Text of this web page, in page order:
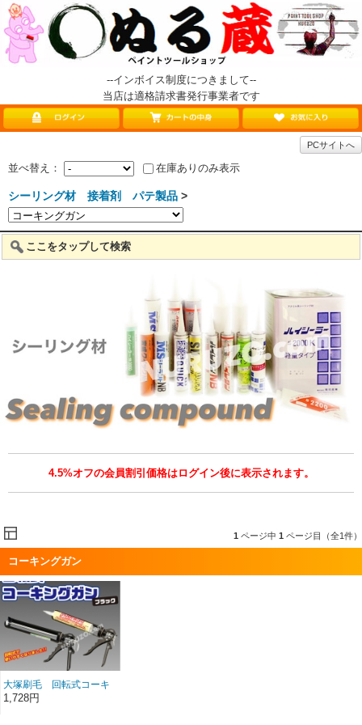
--インボイス制度につきまして--
当店は適格請求書発行事業者です
PCサイトへ
並べ替え： 在庫ありのみ表示
シーリング材 接着剤 パテ製品 >
ここをタップして検索
4.5%オフの会員割引価格はログイン後に表示されます。
1 ページ中 1 ページ目（全1件）
コーキングガン
大塚刷毛 回転式コーキ
ングガン 330ml ブラ
1,728円